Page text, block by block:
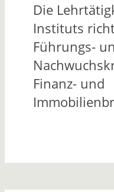
Die
Instituts
Führungs-
Finanz- und